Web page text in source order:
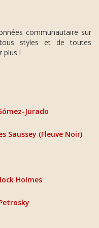
communautaire sur
styles et de toutes
plus !
Jurado
Saussey (Fleuve Noir)
Holmes